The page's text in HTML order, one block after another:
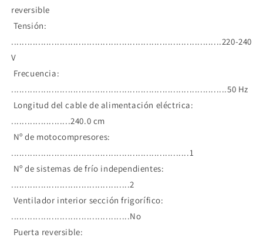
reversible
Tensión:
..............................................................................220-240
V
Frecuencia:
................................................................................50 Hz
Longitud del cable de alimentación eléctrica:
......................240.0 cm
Nº de motocompresores:
..................................................................1
Nº de sistemas de frío independientes:
............................................2
Ventilador interior sección frigorífico:
............................................No
Puerta reversible: